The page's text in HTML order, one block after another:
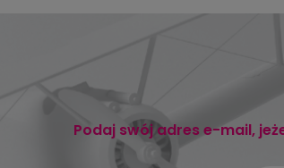
Podaj swój adres e-mail,